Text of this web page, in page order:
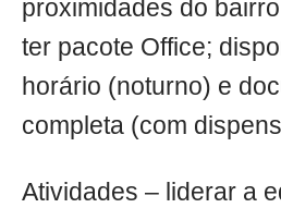
proximidades do
ter pacote Office;
horário (noturno) e
completa (com
Atividades – liderar a